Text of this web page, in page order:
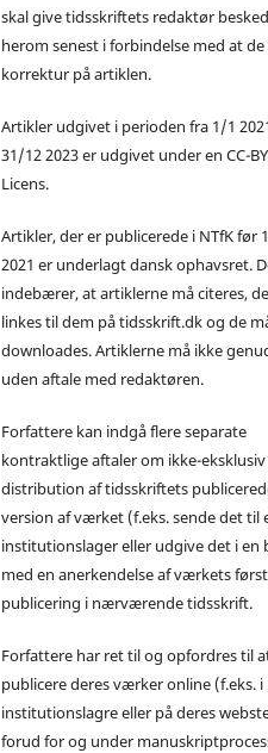
skal give tidsskriftets redaktør besked
herom senest i forbindelse med at
korrektur på artiklen.
Artikler udgivet i perioden fra 1/1
31/12 2023 er udgivet under en CC-
Licens.
Artikler, der er publicerede i NTfK før
2021 er underlagt dansk ophavsret.
indebærer, at artiklerne må citeres,
linkes til dem på tidsskrift.dk og de
downloades. Artiklerne må ikke
uden aftale med redaktøren.
Forfattere kan indgå flere separate
kontraktlige aftaler om ikke-eksklusiv
distribution af tidsskriftets
version af værket (f.eks. sende det til
institutionslager eller udgive det i en
med en anerkendelse af værkets
publicering i nærværende tidsskrift.
Forfattere har ret til og opfordres til
publicere deres værker online (f.eks. i
institutionslagre eller på deres
forud for og under